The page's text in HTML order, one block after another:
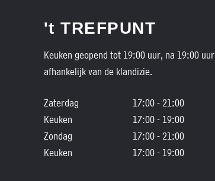
't TREFPUNT
Keuken geopend tot 19:00 uur, na 19:00 uur
afhankelijk van de klandizie.
Zaterdag
17:00 - 21:00
Keuken
17:00 - 19:00
Zondag
17:00 - 21:00
Keuken
17:00 - 19:00